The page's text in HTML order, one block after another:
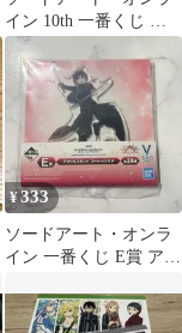
イン 10th 一番くじ ミ
ニ色紙（G賞／キリ
ト）
¥333
ソードアート・オンラ
イン 一番くじ E賞 アク